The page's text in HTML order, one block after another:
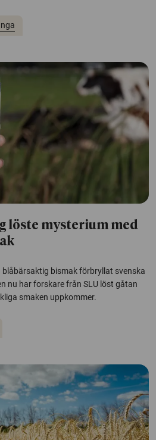
löste mysterium med
blåbärsaktig bismak förbryllat svenska
nu har forskare från SLU löst gåtan
smaken uppkommer.